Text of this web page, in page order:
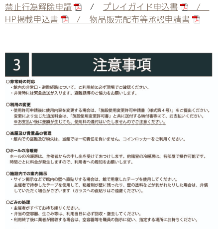
禁止行為解除申請 / プレイガイド申込書
/
HP掲載申込書
/物品販売配布等承認申請書